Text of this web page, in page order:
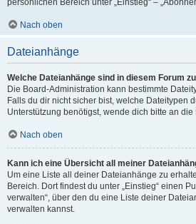
persönlichen Bereich unter „Einstieg“ –
Nach oben
Dateianhänge
Welche Dateianhänge sind in diesem Forum
Die Board-Administration kann bestimmte
Falls du dir nicht sicher bist, welche Dateitypen
Unterstützung benötigst, wende dich bitte an
Nach oben
Kann ich eine Übersicht all meiner
Um eine Liste all deiner Dateianhänge zu
Bereich. Dort findest du unter „Einstieg“ einen
verwalten“, über den du eine Liste deiner
verwalten kannst.